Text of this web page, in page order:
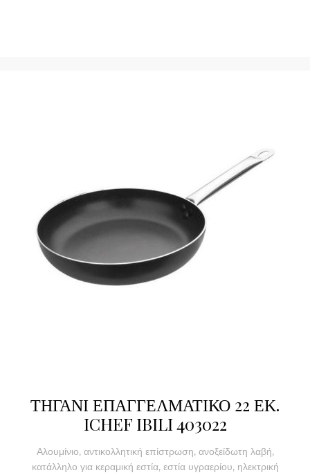
ΤΗΓΑΝΙ ΕΠΑΓΓΕΛΜΑΤΙΚΟ 22 ΕΚ.
ICHEF IBILI 403022
Αλουμίνιο, αντικολλητική επίστρωση, ανοξείδωτη λαβή,
κατάλληλο για κεραμική εστία, εστία υγραερίου, ηλεκτρική